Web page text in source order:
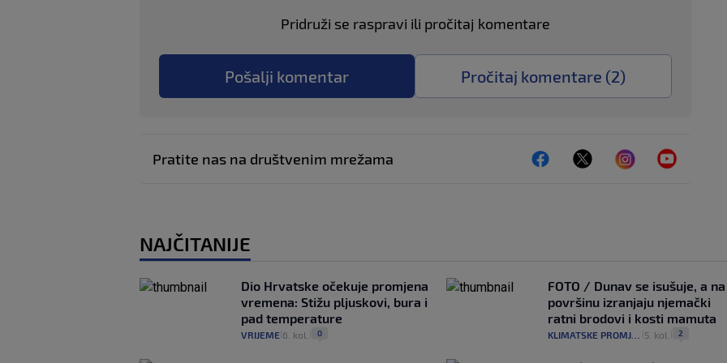
Pridruži se raspravi ili pročitaj komentare
Pošalji komentar Pročitaj komentare (2)
Pratite nas na društvenim mrežama
NAJČITANIJE
Dio Hrvatske očekuje promjena
vremena: Stižu pljuskovi, bura i
pad temperature
VRIJEME 6. kol. 0
FOTO / Dunav se isušuje, a na
površinu izranjaju njemački
ratni brodovi i kosti mamuta
KLIMATSKE PROMJENE 5. kol. 2